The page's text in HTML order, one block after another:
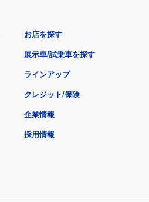
お店を探す
展示車/試乗車を探す
ラインアップ
クレジット/保険
企業情報
採用情報